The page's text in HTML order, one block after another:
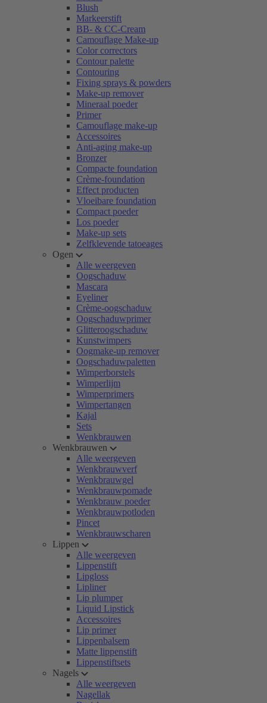
Blush
Markeerstift
BB- & CC-Cream
Camouflage Make-up
Color correctors
Contour palette
Contouring
Fixing sprays & powders
Make-up remover
Mineraal poeder
Primer
Camouflage make-up
Accessoires
Anti-aging make-up
Bronzer
Compacte foundation
Crème-foundation
Effect producten
Vloeibare foundation
Compact poeder
Los poeder
Make-up sets
Zelfklevende tatoeages
Ogen
Alle weergeven
Oogschaduw
Mascara
Eyeliner
Crème-oogschaduw
Oogschaduwprimer
Glitteroogschaduw
Kunstwimpers
Oogmake-up remover
Oogschaduwpaletten
Wimperborstels
Wimperlijm
Wimperprimers
Wimpertangen
Kajal
Sets
Wenkbrauwen
Wenkbrauwen
Alle weergeven
Wenkbrauwverf
Wenkbrauwgel
Wenkbrauwpomade
Wenkbrauw poeder
Wenkbrauwpotloden
Pincet
Wenkbrauwscharen
Lippen
Alle weergeven
Lippenstift
Lipgloss
Lipliner
Lip plumper
Liquid Lipstick
Accessoires
Lip primer
Lippenbalsem
Matte lippenstift
Lippenstiftsets
Nagels
Alle weergeven
Nagellak